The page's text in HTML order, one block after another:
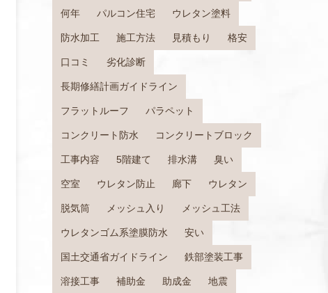
何年 パルコン住宅 ウレタン塗料
防水加工 施工方法 見積もり 格安
口コミ 劣化診断
長期修繕計画ガイドライン
フラットルーフ パラペット
コンクリート防水 コンクリートブロック
工事内容 5階建て 排水溝 臭い
空室 ウレタン防止 廊下 ウレタン
脱気筒 メッシュ入り メッシュ工法
ウレタンゴム系塗膜防水 安い
国土交通省ガイドライン 鉄部塗装工事
溶接工事 補助金 助成金 地震